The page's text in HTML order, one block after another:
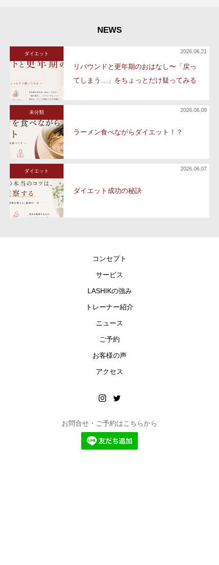
NEWS
ダイエット
リバウンドと更年期のおはなし〜「戻っ
てしまう…」をちょっとだけ疑ってみる
2026.06.21
未分類
ラーメン食べながらダイエット！？
2026.06.09
ダイエット
ダイエット成功の秘訣
2026.06.07
コンセプト
サービス
LASHIKの強み
トレーナー紹介
ニュース
ご予約
お客様の声
アクセス
お問合せ・ご予約はこちらから